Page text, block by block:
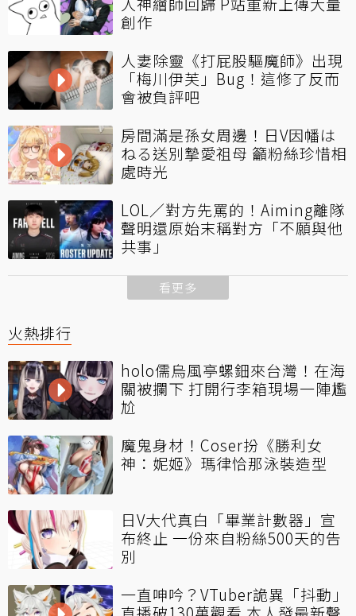
創作
人妻除靈《打屁股驅魔師》出現
「梅川伊芙」Bug！這修了反而
會被負評吧
房間滿是孫女周邊！日V因幡は
ねる送別摯愛祖母 籲粉絲珍惜相
處時光
LOL／對方先罵的！Aiming離隊
聲明還原始末稱對方「不願與他
共事」
看更多
火熱排行
holo儒烏風亭螺鈿來台灣！在海
關被攔下 打開行李箱現場一陣尷
尬
魔鬼身材！Coser扮《勝利女
神：妮姬》瑪律恰那泳裝造型
日V大代真白「畢業計數器」宣
布終止 一份來自粉絲500天的告
別
一直呻吟？VTuber詭異「抖動」